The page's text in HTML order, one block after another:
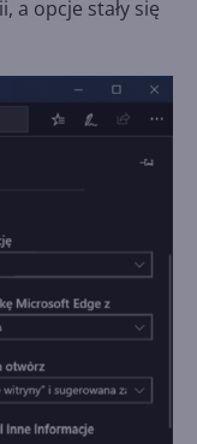
a opcje stały się